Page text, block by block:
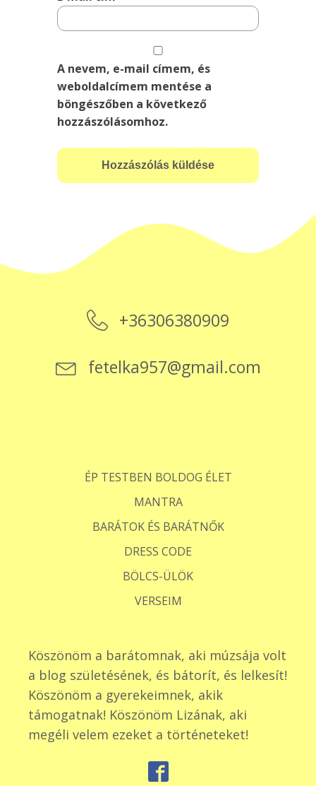
A nevem, e-mail címem, és
weboldalcímem mentése a
böngészőben a következő
hozzászólásomhoz.
+36306380909
fetelka957@gmail.com
ÉP TESTBEN BOLDOG ÉLET
MANTRA
BARÁTOK ÉS BARÁTNŐK
DRESS CODE
BÖLCS-ÜLÖK
VERSEIM
Köszönöm a barátomnak, aki múzsája volt
a blog születésének, és bátorít, és lelkesít!
Köszönöm a gyerekeimnek, akik
támogatnak! Köszönöm Lizának, aki
megéli velem ezeket a történeteket!